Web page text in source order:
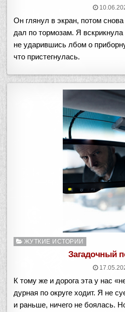
Он глянул в экран, потом снова
дал по тормозам. Я
не ударившись лбом о
что пристегнулась.
Опубликовано
ЖУТКИЕ ИСТОРИИ
Загадочный
К тому же и дорога эта у нас
дурная по округе ходит. Я не
и раньше, ничего не боялась.